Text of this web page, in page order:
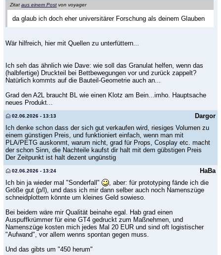
Zitat aus einem Post von voyager
da glaub ich doch eher universitärer Forschung als deinem Glauben
Wär hilfreich, hier mit Quellen zu unterfüttern...
Ich seh das ähnlich wie Dave: wie soll das Granulat helfen, wenn das
(halbfertige) Druckteil bei Bettbewegungen vor und zurück zappelt?
Natürlich kommts auf die Bauteil-Geometrie auch an...
Grad den A2L braucht BL wie einen Klotz am Bein...imho. Hauptsache
neues Produkt...
Dargor
02.06.2026 - 13:13
Ich denke schon dass der sich gut verkaufen wird, riesiges Volumen zu
einem günstigen Preis, und funktioniert einfach, wenn man mit
PLA/PETG auskonmt, warum nicht, grad für Props, Cosplay etc. macht
der schon Sinn, die Nachteile kaufst dir halt mit dem gübstigen Preis
Der Zeitpunkt ist halt dezent ungünstig
HaBa
02.06.2026 - 13:24
Ich bin ja wieder mal "Sonderfall"
, aber: für prototyping fände ich die
Größe gut (p/l), und dass ich mir dann selber auch noch Namenszüge
schneidplottern könnte um kleines Geld sowieso.
Bei beidem wäre mir Qualität beinahe egal. Hab grad einen
Auspuffkrümmer für eine GT4 gedruckt zum Maßnehmen, und
Namenszüge kosten mich jedes Mal 20 EUR und sind oft logistischer
"Aufwand", vor allem wenns spontan gegen muss.
Und das gibts um "450 herum"